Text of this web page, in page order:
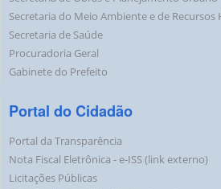
Secretaria do Meio Ambiente e de Recursos
Secretaria de Saúde
Procuradoria Geral
Gabinete do Prefeito
Portal do Cidadão
Portal da Transparência
Nota Fiscal Eletrônica - e-ISS (link externo)
Licitações Públicas